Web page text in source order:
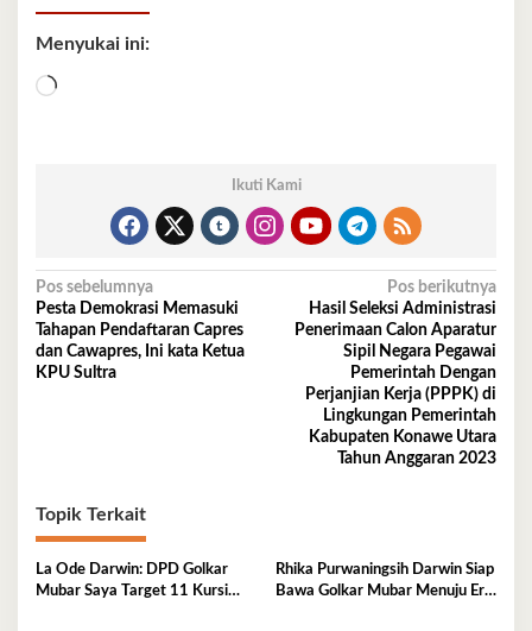
Menyukai ini:
Memuat...
Ikuti Kami
Navigasi
pos
Pos sebelumnya
Pesta Demokrasi Memasuki
Tahapan Pendaftaran Capres
dan Cawapres, Ini kata Ketua
KPU Sultra
Pos berikutnya
Hasil Seleksi Administrasi
Penerimaan Calon Aparatur
Sipil Negara Pegawai
Pemerintah Dengan
Perjanjian Kerja (PPPK) di
Lingkungan Pemerintah
Kabupaten Konawe Utara
Tahun Anggaran 2023
Topik Terkait
La Ode Darwin: DPD Golkar
Mubar Saya Target 11 Kursi
Rhika Purwaningsih Darwin Siap
Bawa Golkar Mubar Menuju Era